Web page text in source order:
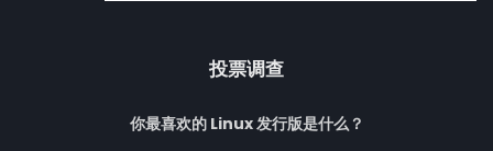
投票调查
你最喜欢的 Linux 发行版是什么？